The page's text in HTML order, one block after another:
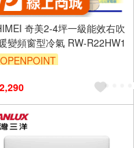
奇美2-4坪一級能效右吹
變頻窗型冷氣 RW-R22HW1